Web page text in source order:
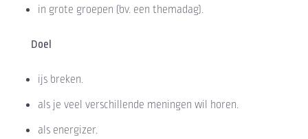
in grote groepen (bv. een themadag).
Doel
ijs breken.
als je veel verschillende meningen wil horen.
als energizer.